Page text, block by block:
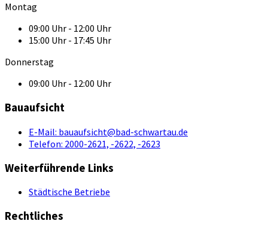
Montag
09:00 Uhr - 12:00 Uhr
15:00 Uhr - 17:45 Uhr
Donnerstag
09:00 Uhr - 12:00 Uhr
Bauaufsicht
E-Mail: bauaufsicht@bad-schwartau.de
Telefon: 2000-2621, -2622, -2623
Weiterführende Links
Städtische Betriebe
Rechtliches